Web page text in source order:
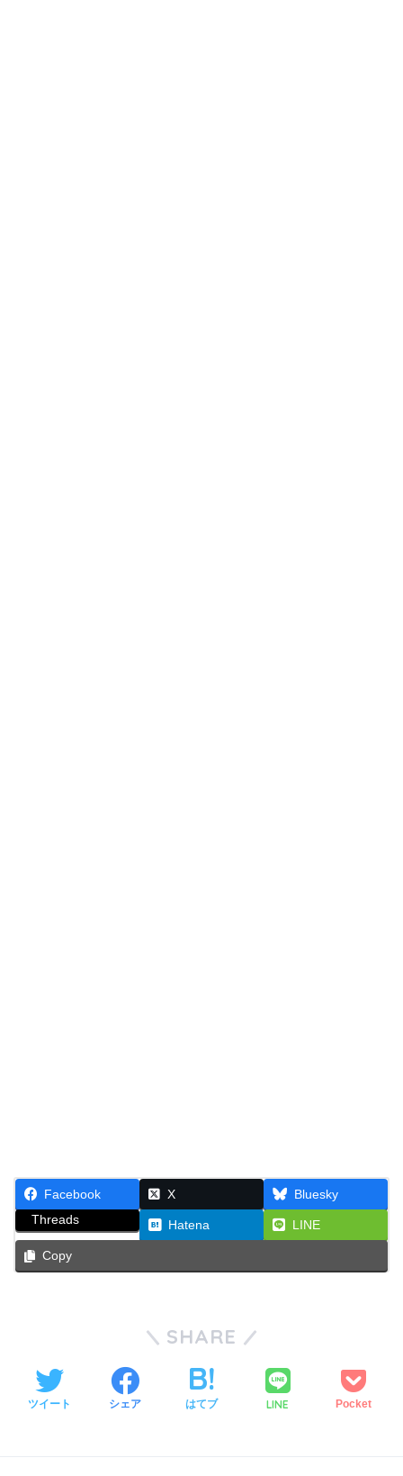
Facebook X
Bluesky
Threads
Hatena LINE
Copy
SHARE
ツイート シェア はてブ LINE Pocket